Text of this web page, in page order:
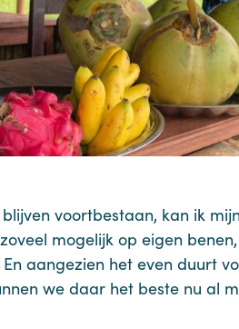
voortbestaan, kan ik
mogelijk op eigen
aangezien het even duurt
we daar het beste nu al